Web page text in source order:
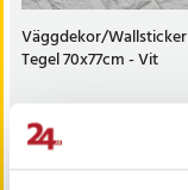
Väggdekor/Wallsticker
Tegel 70x77cm - Vit
Pris
89 kr
I lager, levereras inom